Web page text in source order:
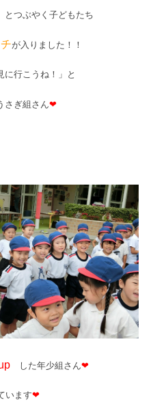
つぶやく子どもたち
が入りました！！
行こうね！」と
さぎ組さん❤
した年少組さん❤
います❤